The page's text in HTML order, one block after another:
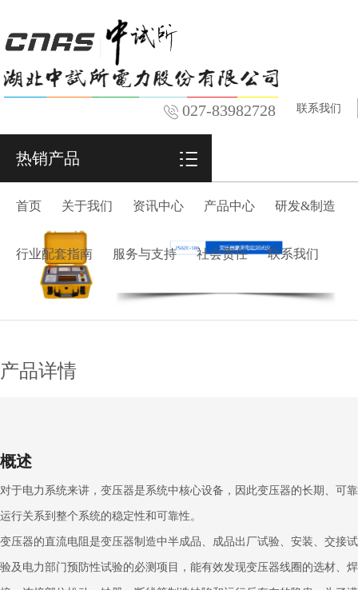
027-83982728 联系我们
热销产品
首页 关于我们 资讯中心 产品中心 研发&制造
行业配套指南 服务与支持 社会责任 联系我们
产品详情
概述
对于电力系统来讲，变压器是系统中核心设备，因此变压器的长期、可靠
运行关系到整个系统的稳定性和可靠性。
变压器的直流电阻是变压器制造中半成品、成品出厂试验、安装、交接试
验及电力部门预防性试验的必测项目，能有效发现变压器线圈的选材、焊